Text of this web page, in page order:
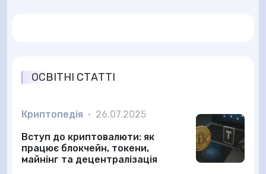
ОСВІТНІ СТАТТІ
Криптопедія • 26.07.2025
Вступ до криптовалюти: як
працює блокчейн, токени,
майнінг та децентралізація